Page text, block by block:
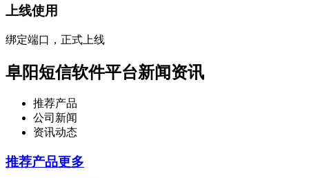
上线使用
绑定端口，正式上线
阜阳短信软件平台新闻资讯
推荐产品
公司新闻
资讯动态
推荐产品更多